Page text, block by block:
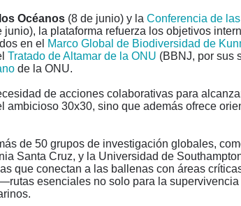
Océanos (8 de junio) y la Conferencia de
junio), la plataforma refuerza los objetivos
en el Marco Global de Biodiversidad de
Tratado de Altamar de la ONU (BBNJ, por sus
de la ONU.
de acciones colaborativas para
30x30, sino que además ofrece
de 50 grupos de investigación globales,
Santa Cruz, y la Universidad de
que conectan a las ballenas con áreas
esenciales no solo para la